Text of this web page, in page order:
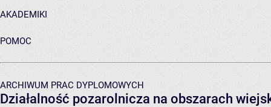
AKADEMIKI
POMOC
ARCHIWUM PRAC DYPLOMOWYCH
Działalność pozarolnicza na obszarach